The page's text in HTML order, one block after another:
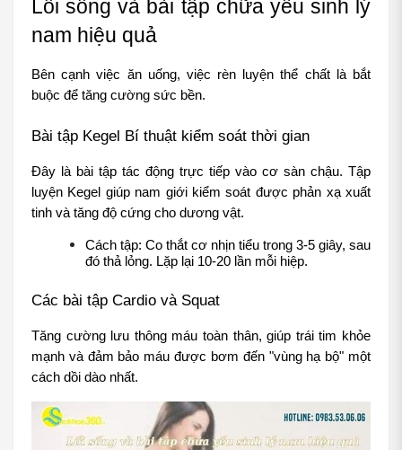
Lối sống và bài tập chữa yếu sinh lý
nam hiệu quả
Bên cạnh việc ăn uống, việc rèn luyện thể chất là bắt
buộc để tăng cường sức bền.
Bài tập Kegel Bí thuật kiểm soát thời gian
Đây là bài tập tác động trực tiếp vào cơ sàn chậu. Tập
luyện Kegel giúp nam giới kiểm soát được phản xạ xuất
tinh và tăng độ cứng cho dương vật.
Cách tập: Co thắt cơ nhịn tiểu trong 3-5 giây, sau
đó thả lỏng. Lặp lại 10-20 lần mỗi hiệp.
Các bài tập Cardio và Squat
Tăng cường lưu thông máu toàn thân, giúp trái tim khỏe
mạnh và đảm bảo máu được bơm đến "vùng hạ bộ" một
cách dồi dào nhất.